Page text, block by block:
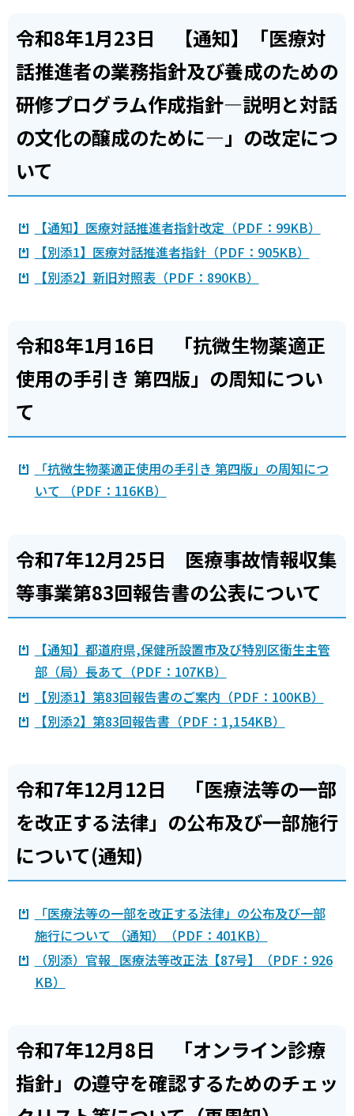
令和8年1月23日 【通知】「医療対
話推進者の業務指針及び養成のための
研修プログラム作成指針―説明と対話
の文化の醸成のために―」の改定につ
いて
【通知】医療対話推進者指針改定（PDF：99KB）
【別添1】医療対話推進者指針（PDF：905KB）
【別添2】新旧対照表（PDF：890KB）
令和8年1月16日 「抗微生物薬適正
使用の手引き 第四版」の周知につい
て
「抗微生物薬適正使用の手引き 第四版」の周知につ
いて （PDF：116KB）
令和7年12月25日 医療事故情報収集
等事業第83回報告書の公表について
【通知】都道府県,保健所設置市及び特別区衛生主管
部（局）長あて（PDF：107KB）
【別添1】第83回報告書のご案内（PDF：100KB）
【別添2】第83回報告書（PDF：1,154KB）
令和7年12月12日 「医療法等の一部
を改正する法律」の公布及び一部施行
について(通知)
「医療法等の一部を改正する法律」の公布及び一部
施行について （通知）（PDF：401KB）
（別添）官報_医療法等改正法【87号】（PDF：926
KB）
令和7年12月8日 「オンライン診療
指針」の遵守を確認するためのチェッ